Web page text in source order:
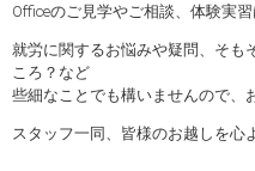
Officeのご見学やご相談、体験実
就労に関するお悩みや疑問、そも
ころ？など
些細なことでも構いませんので、
スタッフ一同、皆様のお越しを心